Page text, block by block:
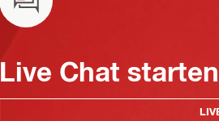
Live Chat starten